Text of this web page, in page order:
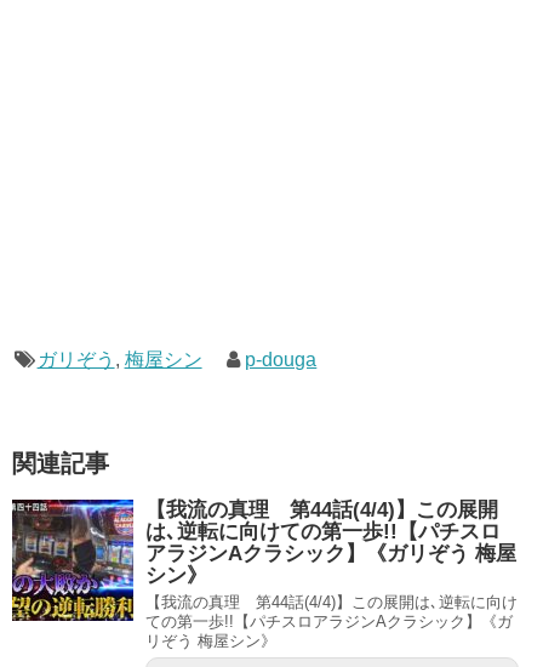
ガリぞう , 梅屋シン p-douga
関連記事
【我流の真理 第44話(4/4)】この展開
は､逆転に向けての第一歩!!【パチスロ
アラジンAクラシック】《ガリぞう 梅屋
シン》
【我流の真理 第44話(4/4)】この展開は､逆転に向け
ての第一歩!!【パチスロアラジンAクラシック】《ガ
リぞう 梅屋シン》